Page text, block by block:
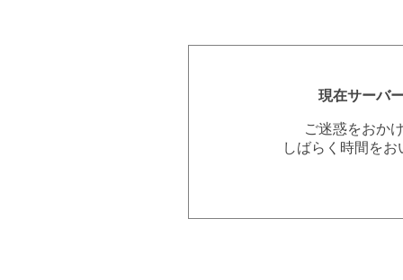
現在サーバ
ご迷惑をおか
しばらく時間を